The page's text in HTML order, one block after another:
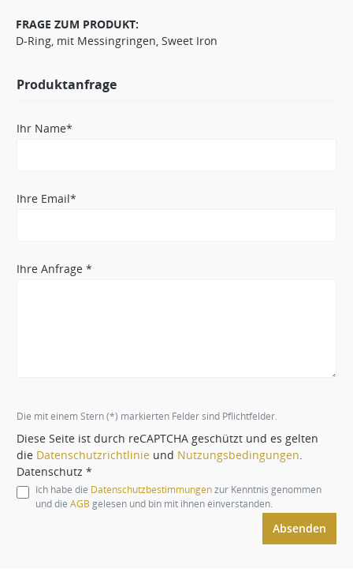
FRAGE ZUM PRODUKT:
D-Ring, mit Messingringen, Sweet Iron
Produktanfrage
Ihr Name*
Ihre Email*
Ihre Anfrage *
Die mit einem Stern (*) markierten Felder sind Pflichtfelder.
Diese Seite ist durch reCAPTCHA geschützt und es gelten
die Datenschutzrichtlinie und Nutzungsbedingungen.
Datenschutz *
Ich habe die Datenschutzbestimmungenzur Kenntnis genommen
und die AGB gelesen und bin mit ihnen einverstanden.
Absenden